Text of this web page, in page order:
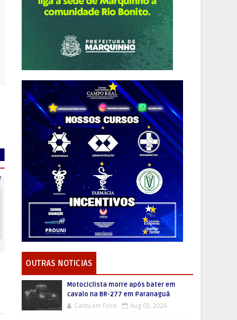
OUTRAS NOTICIAS
Motociclista morre após bater em
cavalo na BR-277 em Paranaguá
Cantu em Foco Aug 03, 2026